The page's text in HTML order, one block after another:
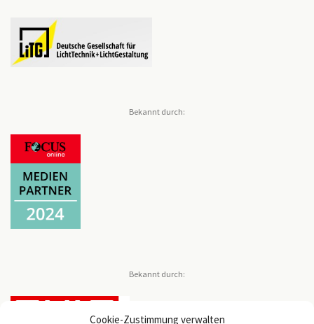
Cookie-Zustimmung verwalten
Bekannt durch:
Bekannt durch: